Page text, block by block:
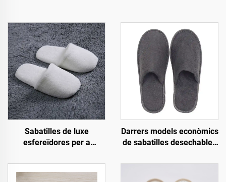
Sabatilles de luxe
esfereïdores per a
venda al por major
econòmica, sabatilles
Darrers models econòmics
de sabatilles desechables
hotel, esfereïdor i